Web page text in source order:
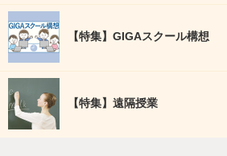
【特集】GIGAスクール構想
【特集】遠隔授業